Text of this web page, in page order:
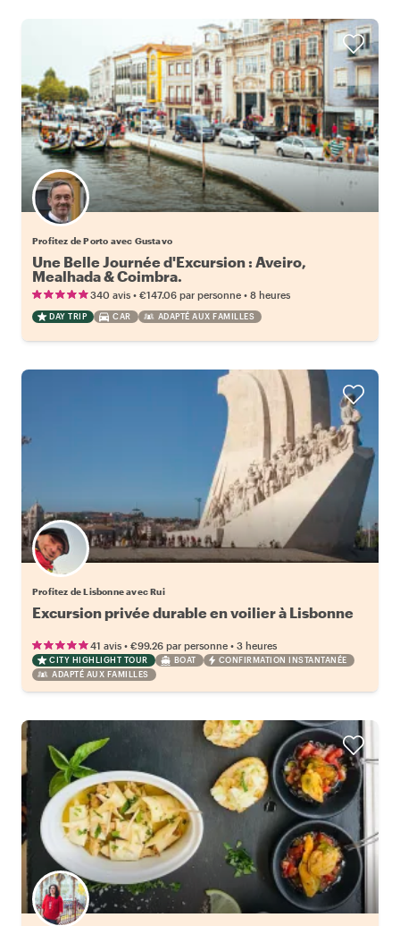
Profitez de Porto avec Gustavo
Une Belle Journée d'Excursion : Aveiro,
Mealhada & Coimbra.
340 avis • €147.06 par personne • 8 heures
DAY TRIP CAR ADAPTÉ AUX FAMILLES
Profitez de Lisbonne avec Rui
Excursion privée durable en voilier à Lisbonne
41 avis • €99.26 par personne • 3 heures
CITY HIGHLIGHT TOUR BOAT
CONFIRMATION INSTANTANÉE
ADAPTÉ AUX FAMILLES